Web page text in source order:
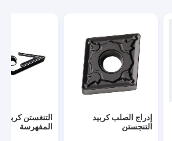
إدراج الصلب كربيد
التنجستن
التنغستن
المفهرسة